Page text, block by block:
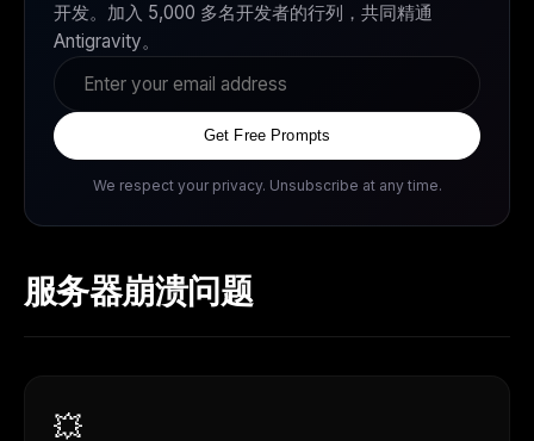
开发。加入 5,000 多名开发者的行列，共同精通
Antigravity。
Get Free Prompts
We respect your privacy. Unsubscribe at any time.
服务器崩溃问题
💥